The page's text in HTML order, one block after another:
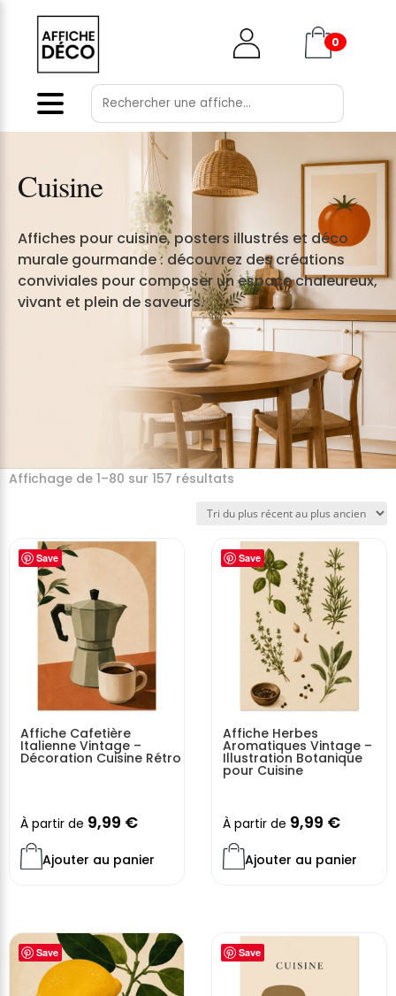
0
Collections & ambiances ▸
Pièces de la maison ▸
Style ▸
Thèmes ▸
Cuisine
Affiches pour cuisine, posters illustrés et déco
murale gourmande : découvrez des créations
conviviales pour composer un espace chaleureux,
vivant et plein de saveurs.
Affichage de 1–80 sur 157 résultats
Save
Affiche Cafetière
Italienne Vintage –
Décoration Cuisine Rétro
À partir de 9,99 €
Ajouter au panier
Save
Affiche Herbes
Aromatiques Vintage –
Illustration Botanique
pour Cuisine
À partir de 9,99 €
Ajouter au panier
Save Save